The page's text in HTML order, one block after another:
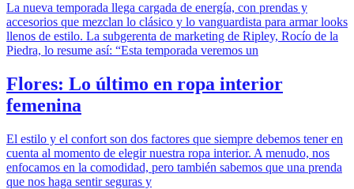
La nueva temporada llega cargada de energía, con prendas y
accesorios que mezclan lo clásico y lo vanguardista para armar looks
llenos de estilo. La subgerenta de marketing de Ripley, Rocío de la
Piedra, lo resume así: “Esta temporada veremos un
Flores: Lo último en ropa interior
femenina
El estilo y el confort son dos factores que siempre debemos tener en
cuenta al momento de elegir nuestra ropa interior. A menudo, nos
enfocamos en la comodidad, pero también sabemos que una prenda
que nos haga sentir seguras y